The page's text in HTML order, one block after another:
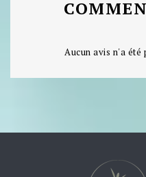
Aucun avis n'a été